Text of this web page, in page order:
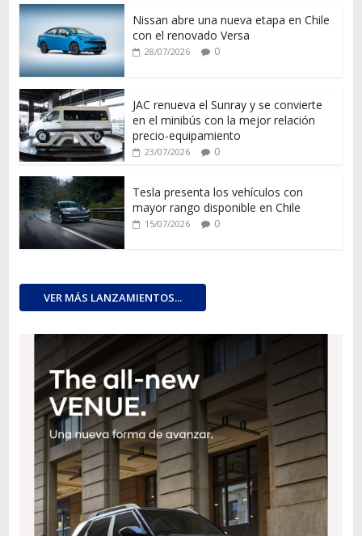
Nissan abre una nueva etapa en Chile
con el renovado Versa
28/07/2026 0
JAC renueva el Sunray y se convierte
en el minibús con la mejor relación
precio-equipamiento
23/07/2026 0
Tesla presenta los vehículos con
mayor rango disponible en Chile
15/07/2026 0
VER MÁS LANZAMIENTOS...